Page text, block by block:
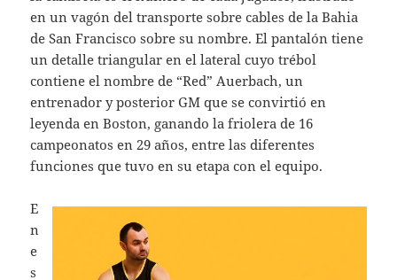
en un vagón del transporte sobre cables de la Bahia
de San Francisco sobre su nombre. El pantalón tiene
un detalle triangular en el lateral cuyo trébol
contiene el nombre de “Red” Auerbach, un
entrenador y posterior GM que se convirtió en
leyenda en Boston, ganando la friolera de 16
campeonatos en 29 años, entre las diferentes
funciones que tuvo en su etapa con el equipo.
E
n
e
s